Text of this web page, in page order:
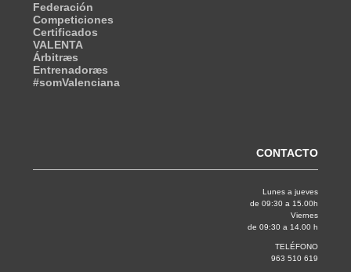
Federación
Competiciones
Certificados
VALENTA
Árbitræs
Entrenadoræs
#somValenciana
CONTACTO
Lunes a jueves
de 09:30 a 15.00h
Viernes
de 09:30 a 14.00 h
TELÉFONO
963 510 619